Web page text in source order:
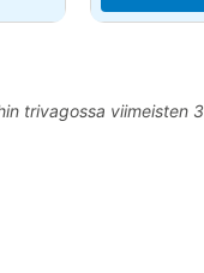
trivagossa viimeisten